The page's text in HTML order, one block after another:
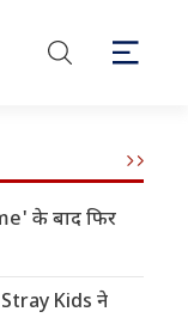
के बाद फिर
Kids ने